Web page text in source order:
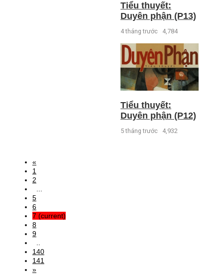
Tiểu thuyết:
Duyên phận (P13)
4 tháng trước 4,784
Tiểu thuyết:
Duyên phận (P12)
5 tháng trước 4,932
«
1
2
5
6
7 (current)
8
9
140
141
»